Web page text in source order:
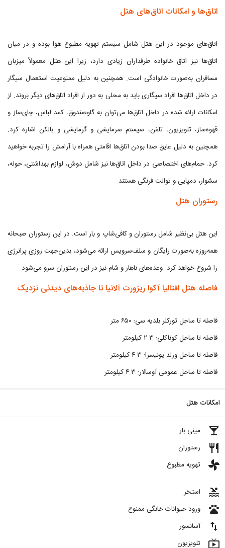
اتاق‌ها و امکانات اتاق‌های هتل
اتاق‌های موجود در این هتل شامل سیستم تهویه مطبوع هوا بوده و در میان
اتاق‌ها نیز اتاق خانواده طرفداران زیادی دارد، زیرا این هتل معمولاً میزبان
مسافران به‌صورت خانوادگی است. همچنین به دلیل ممنوعیت استعمال سیگار
در داخل اتاق‌ها افراد سیگاری باید به محلی به دور از افراد اتاق‌های دیگر بروند. از
امکانات ارائه شده در داخل اتاق‌ها می‌توان به گاوصندوق، کمد لباس، چای‌ساز و
قهوه‌ساز، تلویزیون، تلفن، سیستم سرمایشی و گرمایشی و بالکن اشاره کرد.
همچنین به دلیل عایق صدا بودن اتاق‌ها اقامتی همراه با آرامش را تجربه خواهید
کرد. حمام‌های اختصاصی در داخل اتاق‌ها نیز شامل دوش، لوازم بهداشتی، حوله،
سشوار، دمپایی و توالت فرنگی هستند.
رستوران هتل
این هتل بی‌نظیر شامل رستوران و کافی‌شاپ و بار است. در این رستوران صبحانه
همه‌روزه به‌صورت رایگان و سلف‌سرویس ارائه می‌شود، بدین‌جهت روزی پرانرژی
را شروع خواهد کرد. وعده‌های ناهار و شام نیز در این رستوران سرو می‌شود.
فاصله هتل افتالیا آکوا ریزورت آلانیا تا جاذبه‌های دیدنی نزدیک
فاصله تا ساحل تورکلر بلدیه سی: ۶۵۰ متر
فاصله تا ساحل کوناکلی: ۲.۳ کیلومتر
فاصله تا ساحل ورلد یونیسرا: ۴.۳ کیلومتر
فاصله تا ساحل عمومی آوسالار: ۴.۳ کیلومتر
امکانات هتل
local_bar مینی بار
restaurant رستوران
toys تهویه مطبوع
pool استخر
pets ورود حیوانات خانگی ممنوع
import_export آسانسور
live_tv تلویزیون